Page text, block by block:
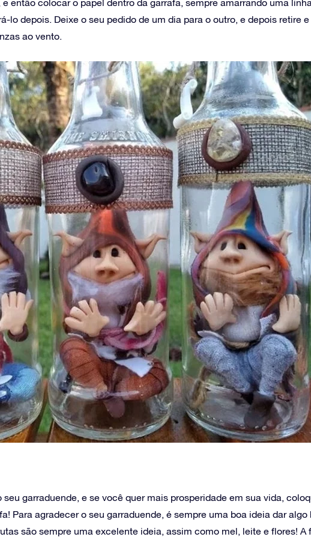
então colocar o papel dentro da garrafa, sempre amarrando uma linha
lo depois. Deixe o seu pedido de um dia para o outro, e depois retire e
ao vento.
seu garraduende, e se você quer mais prosperidade em sua vida,
Para agradecer o seu garraduende, é sempre uma boa ideia dar algo
são sempre uma excelente ideia, assim como mel, leite e flores! A